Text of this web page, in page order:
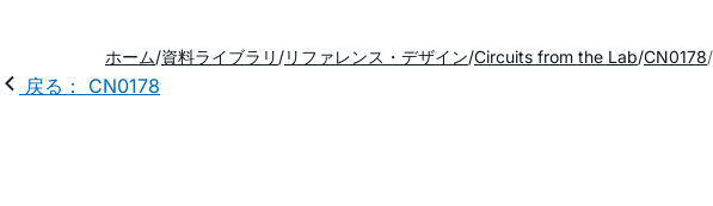
ホーム 資料ライブラリ リファレンス・デザイン Circuits from the Lab CN0178
戻る： CN0178